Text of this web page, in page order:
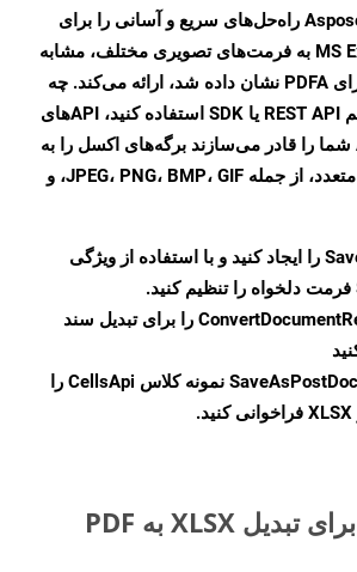
Aspose.Cells Cloud SDK راه‌حل‌های سریع و آسانی را برای
تبدیل فایل‌های MS Excel به فرمت‌های تصویری مختلف، مشابه
فرآیندی که در بالا برای PDFA نشان داده شد، ارائه می‌کند. چه
از تماس‌های مستقیم REST API یا SDK استفاده کنید، APIهای
ابری Aspose.Cells شما را قادر می‌سازند برگه‌های اکسل را به
فرمت‌های تصویری متعدد، از جمله JPEG، PNG، BMP، GIF، و
را ایجاد کنید و با استفاده از ویژگی
فرمت دلخواه را تنظیم کنید.
را برای تبدیل سند
نمونه کلاس CellsApi را
مراحل ساده برای تبدیل XLSX به PDF